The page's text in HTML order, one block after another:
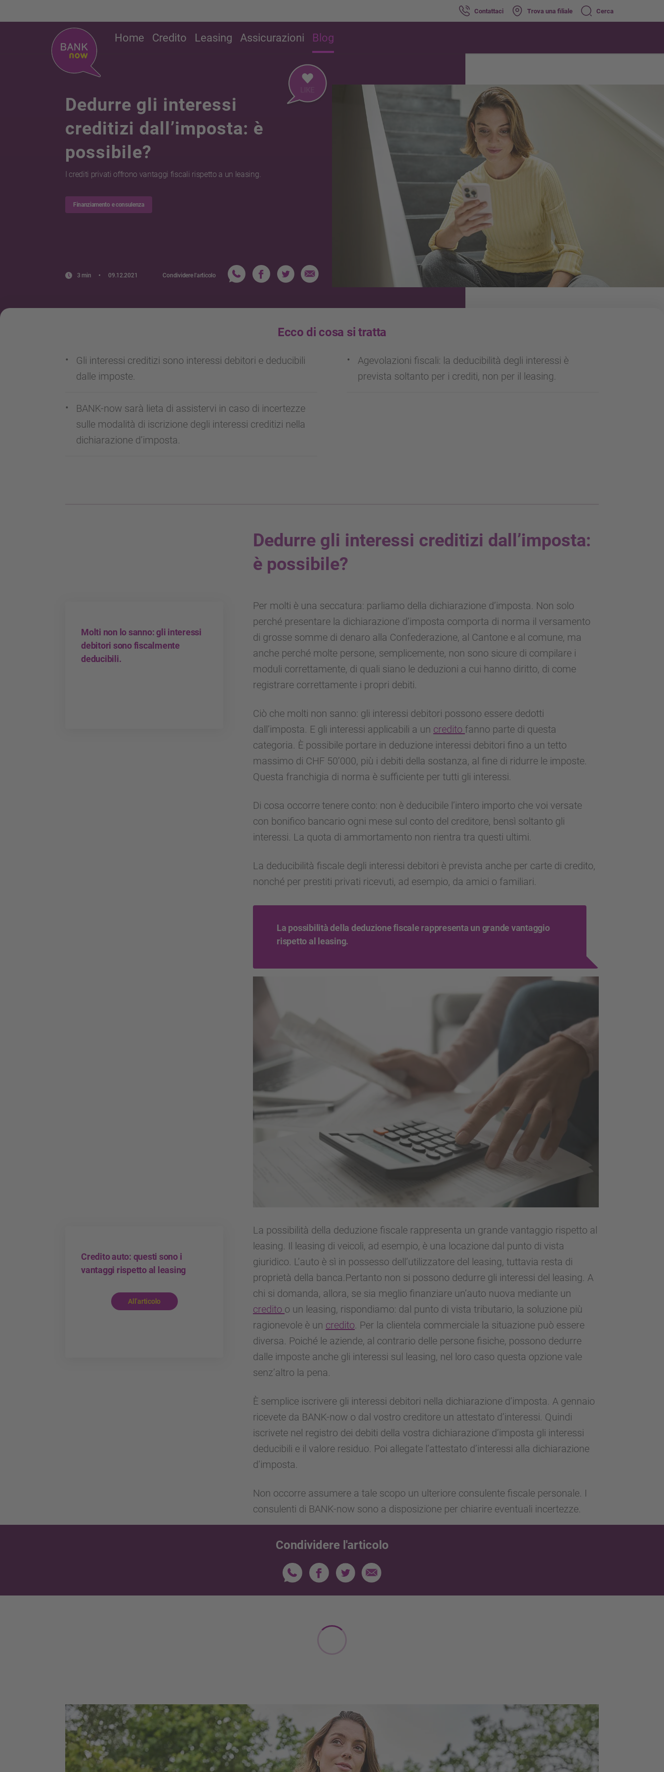
Contattaci Trova una filiale Cerca
Home Credito Leasing Assicurazioni Blog
Dedurre gli interessi
creditizi dall’imposta: è
possibile?
I crediti privati offrono vantaggi fiscali rispetto a un leasing.
Finanziamento e consulenza
3 min 09.12.2021 Condividere l'articolo
Ecco di cosa si tratta
Gli interessi creditizi sono interessi debitori e deducibili
dalle imposte.
Agevolazioni fiscali: la deducibilità degli interessi è
prevista soltanto per i crediti, non per il leasing.
BANK-now sarà lieta di assistervi in caso di incertezze
sulle modalità di iscrizione degli interessi creditizi nella
dichiarazione d’imposta.
Dedurre gli interessi creditizi dall’imposta:
è possibile?
Molti non lo sanno: gli interessi
debitori sono fiscalmente
deducibili.
Per molti è una seccatura: parliamo della dichiarazione d’imposta. Non solo
perché presentare la dichiarazione d’imposta comporta di norma il versamento
di grosse somme di denaro alla Confederazione, al Cantone e al comune, ma
anche perché molte persone, semplicemente, non sono sicure di compilare i
moduli correttamente, di quali siano le deduzioni a cui hanno diritto, di come
registrare correttamente i propri debiti.
Ciò che molti non sanno: gli interessi debitori possono essere dedotti
dall’imposta. E gli interessi applicabili a un credito fanno parte di questa
categoria. È possibile portare in deduzione interessi debitori fino a un tetto
massimo di CHF 50’000, più i debiti della sostanza, al fine di ridurre le imposte.
Questa franchigia di norma è sufficiente per tutti gli interessi.
Di cosa occorre tenere conto: non è deducibile l’intero importo che voi versate
con bonifico bancario ogni mese sul conto del creditore, bensì soltanto gli
interessi. La quota di ammortamento non rientra tra questi ultimi.
La deducibilità fiscale degli interessi debitori è prevista anche per carte di credito,
nonché per prestiti privati ricevuti, ad esempio, da amici o familiari.
La possibilità della deduzione fiscale rappresenta un grande vantaggio
rispetto al leasing.
Credito auto: questi sono i
vantaggi rispetto al leasing
All’articolo
La possibilità della deduzione fiscale rappresenta un grande vantaggio rispetto al
leasing. Il leasing di veicoli, ad esempio, è una locazione dal punto di vista
giuridico. L’auto è sì in possesso dell’utilizzatore del leasing, tuttavia resta di
proprietà della banca.Pertanto non si possono dedurre gli interessi del leasing. A
chi si domanda, allora, se sia meglio finanziare un’auto nuova mediante un
credito o un leasing, rispondiamo: dal punto di vista tributario, la soluzione più
ragionevole è un credito. Per la clientela commerciale la situazione può essere
diversa. Poiché le aziende, al contrario delle persone fisiche, possono dedurre
dalle imposte anche gli interessi sul leasing, nel loro caso questa opzione vale
senz’altro la pena.
È semplice iscrivere gli interessi debitori nella dichiarazione d’imposta. A gennaio
ricevete da BANK-now o dal vostro creditore un attestato d’interessi. Quindi
iscrivete nel registro dei debiti della vostra dichiarazione d’imposta gli interessi
deducibili e il valore residuo. Poi allegate l’attestato d’interessi alla dichiarazione
d’imposta.
Non occorre assumere a tale scopo un ulteriore consulente fiscale personale. I
consulenti di BANK-now sono a disposizione per chiarire eventuali incertezze.
Condividere l'articolo